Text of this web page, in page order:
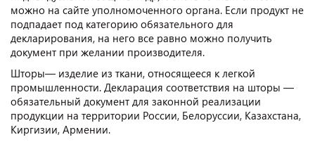
можно на сайте уполномоченного органа. Если продукт не
подпадает под категорию обязательного для
декларирования, на него все равно можно получить
документ при желании производителя.
Шторы— изделие из ткани, относящееся к легкой
промышленности. Декларация соответствия на шторы —
обязательный документ для законной реализации
продукции на территории России, Белоруссии, Казахстана,
Киргизии, Армении.